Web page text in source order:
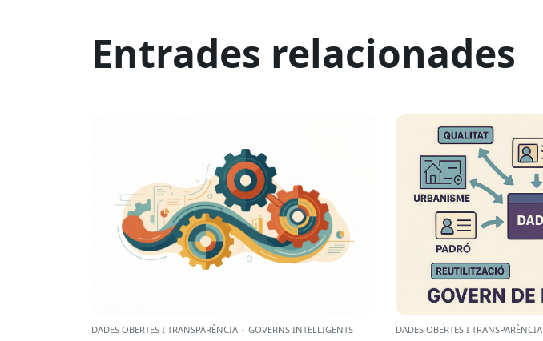
Entrades relacionades
DADES OBERTES I TRANSPARÈNCIA · GOVERNS INTEL·LIGENTS DADES OBERTES I TRANSPARÈNCIA